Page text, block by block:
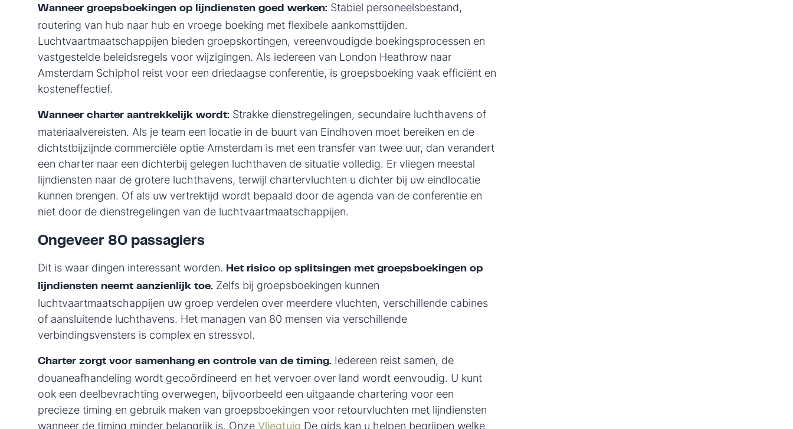
Wanneer groepsboekingen op lijndiensten goed werken: Stabiel personeelsbestand,
routering van hub naar hub en vroege boeking met flexibele aankomsttijden.
Luchtvaartmaatschappijen bieden groepskortingen, vereenvoudigde boekingsprocessen en
vastgestelde beleidsregels voor wijzigingen. Als iedereen van London Heathrow naar
Amsterdam Schiphol reist voor een driedaagse conferentie, is groepsboeking vaak efficiënt en
kosteneffectief.
Wanneer charter aantrekkelijk wordt: Strakke dienstregelingen, secundaire luchthavens of
materiaalvereisten. Als je team een locatie in de buurt van Eindhoven moet bereiken en de
dichtstbijzijnde commerciële optie Amsterdam is met een transfer van twee uur, dan verandert
een charter naar een dichterbij gelegen luchthaven de situatie volledig. Er vliegen meestal
lijndiensten naar de grotere luchthavens, terwijl chartervluchten u dichter bij uw eindlocatie
kunnen brengen. Of als uw vertrektijd wordt bepaald door de agenda van de conferentie en
niet door de dienstregelingen van de luchtvaartmaatschappijen.
Ongeveer 80 passagiers
Dit is waar dingen interessant worden.
Het risico op splitsingen met groepsboekingen op
lijndiensten neemt aanzienlijk toe. Zelfs bij groepsboekingen kunnen
luchtvaartmaatschappijen uw groep verdelen over meerdere vluchten, verschillende cabines
of aansluitende luchthavens. Het managen van 80 mensen via verschillende
verbindingsvensters is complex en stressvol.
Charter zorgt voor samenhang en controle van de timing. Iedereen reist samen, de
douaneafhandeling wordt gecoördineerd en het vervoer over land wordt eenvoudig. U kunt
ook een deelbevrachting overwegen, bijvoorbeeld een uitgaande chartering voor een
precieze timing en gebruik maken van groepsboekingen voor retourvluchten met lijndiensten
wanneer de timing minder belangrijk is. Onze Vliegtuig De gids kan u helpen begrijpen welke